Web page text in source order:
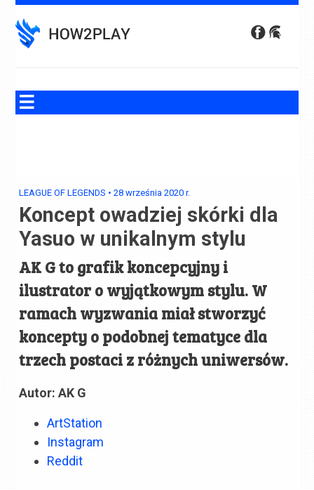
to
content
LEAGUE OF LEGENDS •28 września 2020 r.
Koncept owadziej skórki dla
Yasuo w unikalnym stylu
AK G to grafik koncepcyjny i
ilustrator o wyjątkowym stylu. W
ramach wyzwania miał stworzyć
koncepty o podobnej tematyce dla
trzech postaci z różnych uniwersów.
Autor: AK G
ArtStation
Instagram
Reddit